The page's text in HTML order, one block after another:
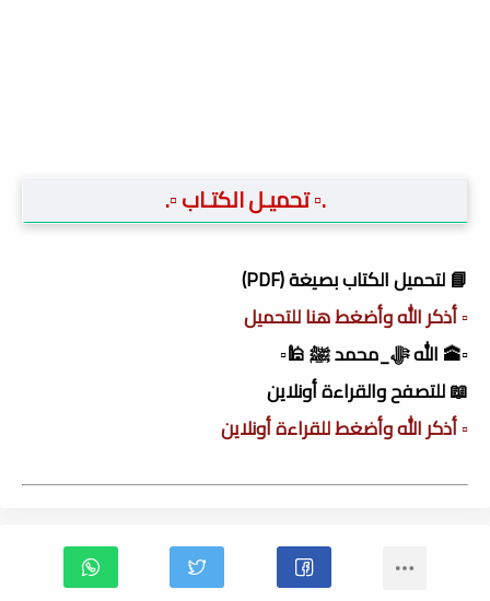
.▫️ تحميـل الكتـاب ▫️.
📘 لتحميل الكتاب بصيغة (PDF)
▫️ أذكر الله وأضغط هنا للتحميل
▫️🕋 الله ﷻ_محمد ﷺ 🕌▫️
📖 للتصفح والقراءة أونلاين
▫️ أذكر الله وأضغط للقراءة أونلاين